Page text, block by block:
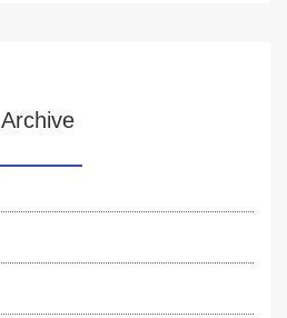
Archive